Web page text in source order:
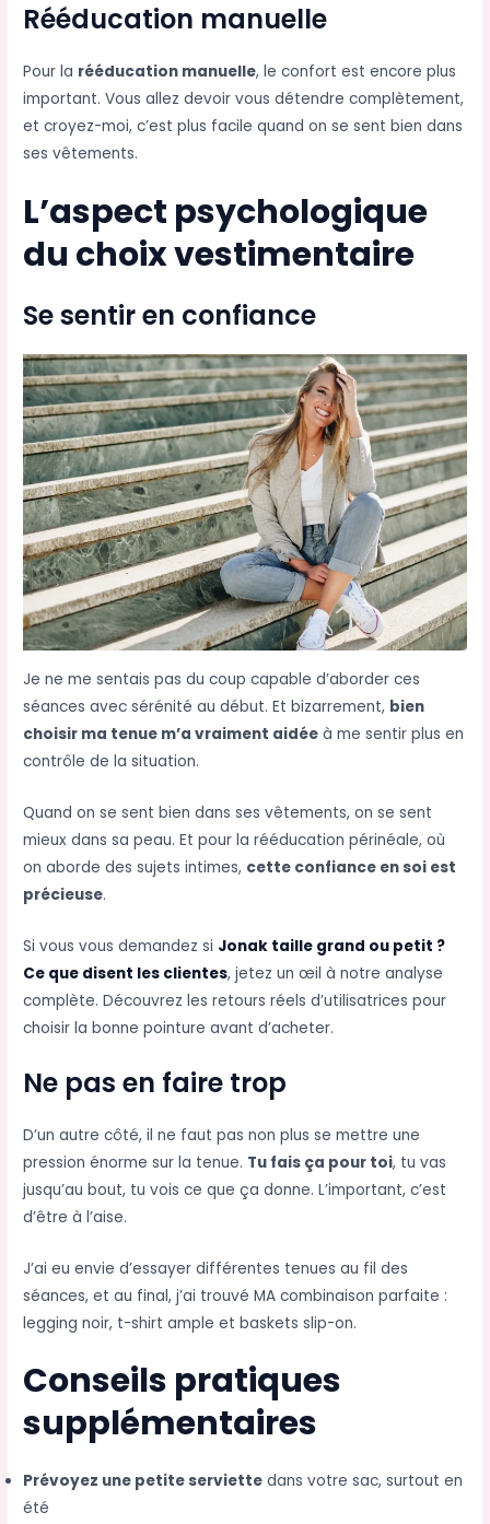
Rééducation manuelle
Pour la rééducation manuelle, le confort est encore plus
important. Vous allez devoir vous détendre complètement,
et croyez-moi, c’est plus facile quand on se sent bien dans
ses vêtements.
L’aspect psychologique
du choix vestimentaire
Se sentir en confiance
Je ne me sentais pas du coup capable d’aborder ces
séances avec sérénité au début. Et bizarrement, bien
choisir ma tenue m’a vraiment aidée à me sentir plus en
contrôle de la situation.
Quand on se sent bien dans ses vêtements, on se sent
mieux dans sa peau. Et pour la rééducation périnéale, où
on aborde des sujets intimes, cette confiance en soi est
précieuse.
Si vous vous demandez si Jonak taille grand ou petit ?
Ce que disent les clientes, jetez un œil à notre analyse
complète. Découvrez les retours réels d’utilisatrices pour
choisir la bonne pointure avant d’acheter.
Ne pas en faire trop
D’un autre côté, il ne faut pas non plus se mettre une
pression énorme sur la tenue. Tu fais ça pour toi, tu vas
jusqu’au bout, tu vois ce que ça donne. L’important, c’est
d’être à l’aise.
J’ai eu envie d’essayer différentes tenues au fil des
séances, et au final, j’ai trouvé MA combinaison parfaite :
legging noir, t-shirt ample et baskets slip-on.
Conseils pratiques
supplémentaires
Prévoyez une petite serviette dans votre sac, surtout en
été